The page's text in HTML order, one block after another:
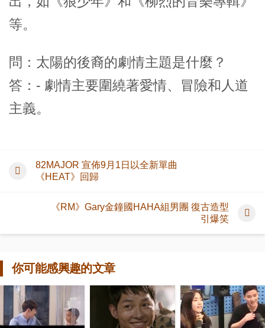
等。
問：太陽的後裔的劇情主題是什麼？
答：- 劇情主要圍繞著愛情、冒險和人道
主義。
82MAJOR 宣佈9月1日以全新單曲
《HEAT》回歸
《RM》Gary金鐘國HAHA組男團 復古造型
引爆笑
你可能感興趣的文章